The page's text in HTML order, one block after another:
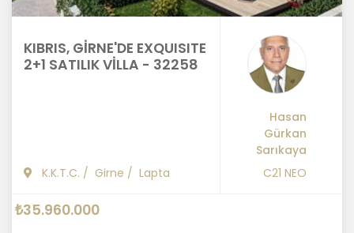
KIBRIS, GİRNE'DE EXQUISITE
2+1 SATILIK VİLLA - 32258
K.K.T.C. / Girne / Lapta
Hasan
Gürkan
Sarıkaya
C21 NEO
₺35.960.000